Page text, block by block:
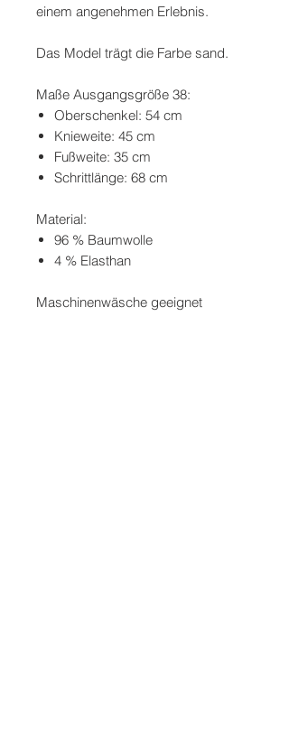
einem angenehmen Erlebnis.
Das Model trägt die Farbe sand.
Maße Ausgangsgröße 38:
Oberschenkel: 54 cm
Knieweite: 45 cm
Fußweite: 35 cm
Schrittlänge: 68 cm
Material:
96 % Baumwolle
4 % Elasthan
Maschinenwäsche geeignet